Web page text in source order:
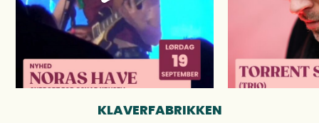
KLAVERFABRIKKEN